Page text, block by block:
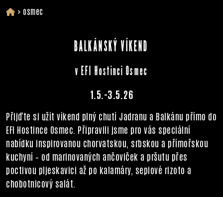
> osmec
BALKÁNSKÝ VÍKEND
v EFI Hostinci Osmec
1.5.-3.5.26
Přijďte si užít víkend plný chutí Jadranu a Balkánu přímo do
EFI Hostince Osmec. Připravili jsme pro vás speciální
nabídku inspirovanou chorvatskou, srbskou a přímořskou
kuchyní – od marinovaných ančoviček a pršutu přes
poctivou pljeskavici až po kalamáry, sepiové rizoto a
chobotnicový salát.